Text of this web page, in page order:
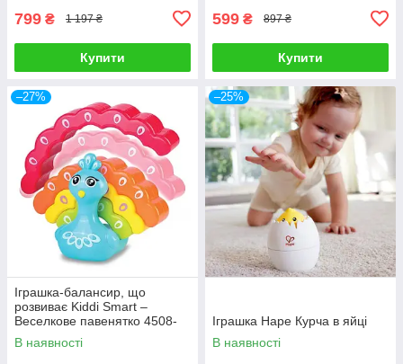
799 ₴ 1 197 ₴
Купити
599 ₴ 897 ₴
Купити
–27%
Іграшка-балансир, що
розвиває Kiddi Smart –
Веселкове павенятко 4508-
KS
В наявності
–25%
Іграшка Hape Курча в яйці
В наявності